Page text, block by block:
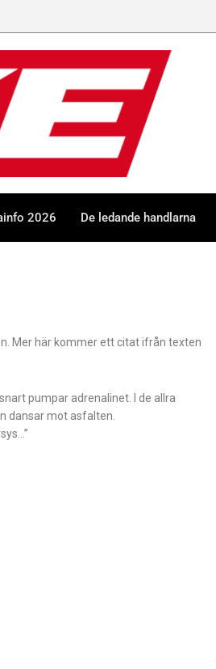
2026 De ledande handlarna
Mer här kommer ett citat ifrån texten
pumpar adrenalinet. I de allra
dansar mot asfalten.